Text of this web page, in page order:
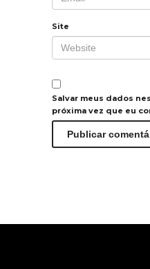
Site
Salvar meus dados
próxima vez que eu